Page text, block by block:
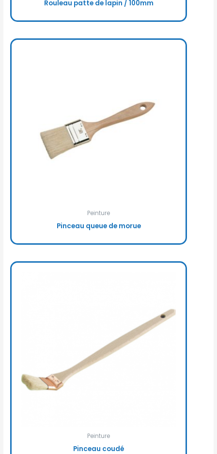
Rouleau patte de lapin / 100mm
Peinture
Pinceau queue de morue
Peinture
Pinceau coudé